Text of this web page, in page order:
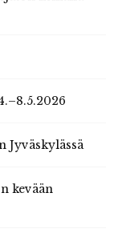
Jyväskylässä
kevään